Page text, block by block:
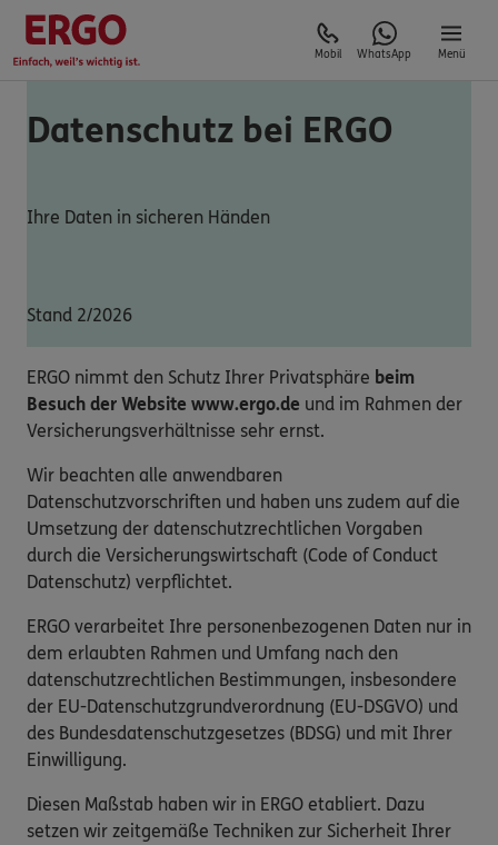
Mobil WhatsApp Menü
Datenschutz bei ERGO
Ihre Daten in sicheren Händen
Stand 2/2026
ERGO nimmt den Schutz Ihrer Privatsphäre beim
Besuch der Website www.ergo.de und im Rahmen der
Versicherungsverhältnisse sehr ernst.
Wir beachten alle anwendbaren
Datenschutzvorschriften und haben uns zudem auf die
Umsetzung der datenschutzrechtlichen Vorgaben
durch die Versicherungswirtschaft (Code of Conduct
Datenschutz) verpflichtet.
ERGO verarbeitet Ihre personenbezogenen Daten nur in
dem erlaubten Rahmen und Umfang nach den
datenschutzrechtlichen Bestimmungen, insbesondere
der EU-Datenschutzgrundverordnung (EU-DSGVO) und
des Bundesdatenschutzgesetzes (BDSG) und mit Ihrer
Einwilligung.
Diesen Maßstab haben wir in ERGO etabliert. Dazu
setzen wir zeitgemäße Techniken zur Sicherheit Ihrer